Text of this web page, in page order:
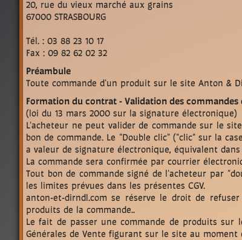
20, rue du vieux marché aux grains
67000 STRASBOURG
Tél. : 03 88 23 10 17
Fax : 09 82 62 02 32
Préambule
Toute commande d'un produit sur le site Anton &
Formation du contrat - Validation des
(loi du 13 mars 2000 sur la signature électronique)
L'acheteur ne peut valider de commande sur le
bon de commande. Le "Double clic" ("clic" sur la
a valeur de signature électronique, équivalent
La commande sera confirmée par courrier
Tout bon de commande signé de l'acheteur par
les limites prévues dans les présentes CGV.
anton-et-dirndl.com se réserve le droit de
produits de la commande..
Le fait de passer une commande de produits sur
Générales de Vente figurant sur le site au moment